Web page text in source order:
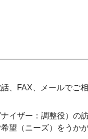
、FAX、メールでご相
イザー：調整役）の
望（ニーズ）をうか